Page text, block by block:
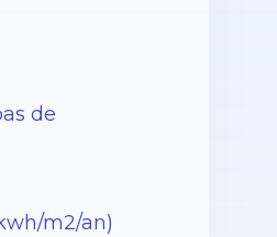
de
m2/an)